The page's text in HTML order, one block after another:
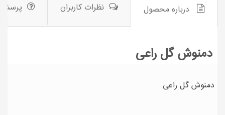
درباره محصول نظرات کاربران
دمنوش گل راعی
دمنوش گل راعی